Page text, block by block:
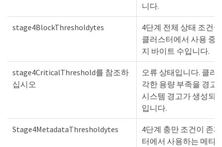
니다.
stage4BlockThresholdytes
4단계 전체 상태 조건
클러스터에서 사용 중
지 바이트 수입니다.
stage4CriticalThreshold를 참조하
십시오
오류 상태입니다. 클러
각한 용량 부족을 경고
시스템 경고가 생성되
입니다.
Stage4MetadataThresholdytes
4단계 충만 조건이 존
터에서 사용하는 메타